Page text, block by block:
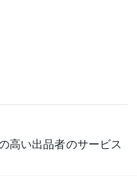
高い出品者のサービス